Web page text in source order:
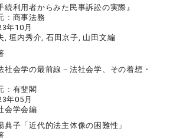
続利用者からみた民事訴訟の実際』
： 商事法務
年10月
, 垣内秀介, 石田京子, 山田文編
社会学の最前線－法社会学、その着想・
： 有斐閣
年05月
会学会編
典子「近代的法主体像の困難性」